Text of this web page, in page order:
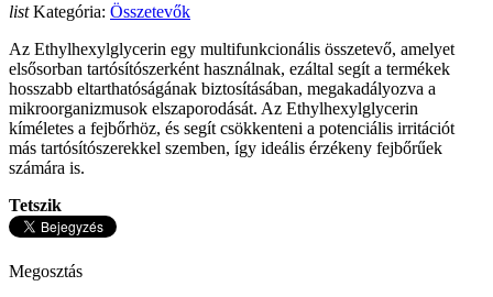
list Kategória: Összetevők
Az Ethylhexylglycerin egy multifunkcionális összetevő, amelyet
elsősorban tartósítószerként használnak, ezáltal segít a termékek
hosszabb eltarthatóságának biztosításában, megakadályozva a
mikroorganizmusok elszaporodását. Az Ethylhexylglycerin
kíméletes a fejbőrhöz, és segít csökkenteni a potenciális irritációt
más tartósítószerekkel szemben, így ideális érzékeny fejbőrűek
számára is.
Tetszik
Megosztás